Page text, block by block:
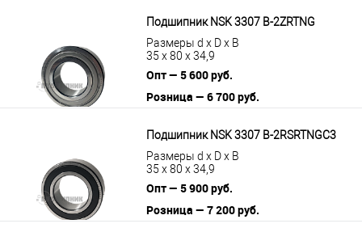
Подшипник NSK 3307 B-2ZRTNG
Размеры d x D x B
35 x 80 x 34,9
Опт — 5 600 руб.
Розница — 6 700 руб.
Подшипник NSK 3307 B-2RSRTNGC3
Размеры d x D x B
35 x 80 x 34,9
Опт — 5 900 руб.
Розница — 7 200 руб.